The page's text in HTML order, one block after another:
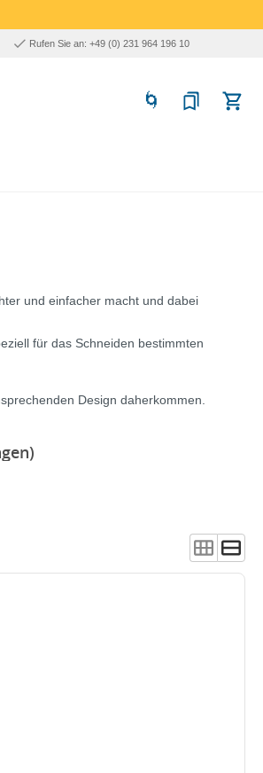
Rufen Sie an: +49 (0) 231 964 196 10
und einfacher macht und dabei
für das Schneiden bestimmten
Design daherkommen.